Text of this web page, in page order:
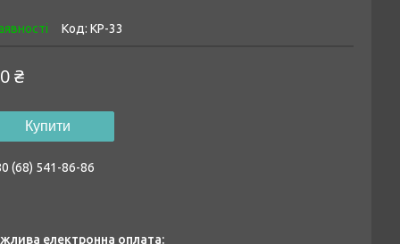
Код: КР-33
₴
Купити
(68) 541-86-86